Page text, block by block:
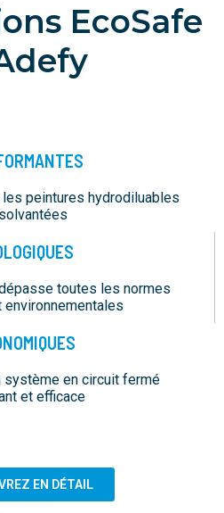
EcoSafe
peintures hydrodiluables
toutes les normes
environnementales
système en circuit fermé
et efficace
EN DÉTAIL